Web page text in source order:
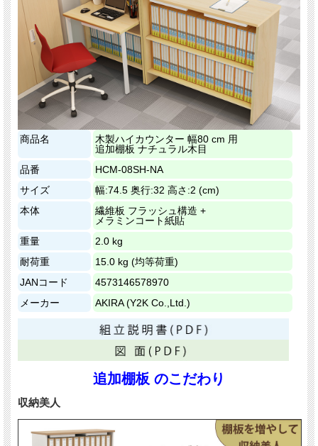
商品名
木製ハイカウンター 幅80 cm 用
追加棚板 ナチュラル木目
品番
HCM-08SH-NA
サイズ
幅:74.5 奥行:32 高さ:2 (cm)
本体
繊維板 フラッシュ構造 +
メラミンコート紙貼
重量
2.0 kg
耐荷重
15.0 kg (均等荷重)
JANコード
4573146578970
メーカー
AKIRA (Y2K Co.,Ltd.)
追加棚板 のこだわり
収納美人